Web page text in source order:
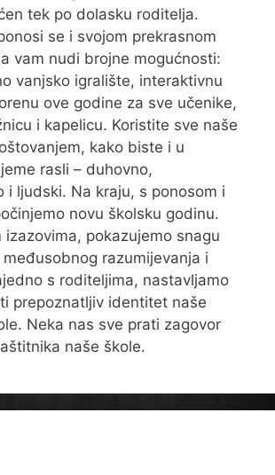
tek po dolasku roditelja.
se i svojom prekrasnom
vam nudi brojne mogućnosti:
vanjsko igralište, interaktivnu
ove godine za sve učenike,
i kapelicu. Koristite sve naše
kako biste i u
rasli – duhovno,
i ljudski. Na kraju, s ponosom i
novu školsku godinu.
izazovima, pokazujemo snagu
razumijevanja i
s roditeljima, nastavljamo
prepoznatljiv identitet naše
Neka nas sve prati zagovor
naše škole.